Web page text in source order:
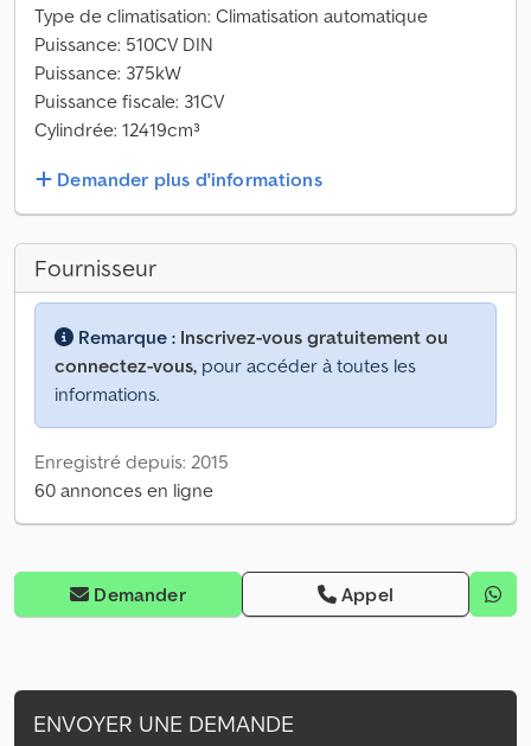
Type de climatisation: Climatisation automatique
Puissance: 510CV DIN
Puissance: 375kW
Puissance fiscale: 31CV
Cylindrée: 12419cm³
Demander plus d'informations
Fournisseur
Remarque : Inscrivez-vous gratuitement ou
connectez-vous, pour accéder à toutes les
informations.
Enregistré depuis: 2015
60 annonces en ligne
Demander Appel
ENVOYER UNE DEMANDE